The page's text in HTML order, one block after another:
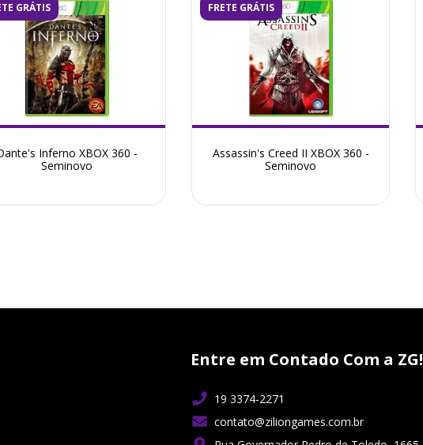
GRÁTIS
Inferno XBOX 360 -
Seminovo
FRETE GRÁTIS
Assassin's Creed II XBOX 360 -
Seminovo
Entre em Contado Com a ZG!
19 3374-2271
contato@ziliongames.com.br